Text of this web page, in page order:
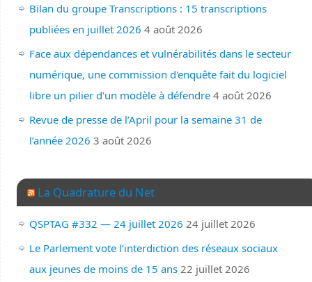
Bilan du groupe Transcriptions : 15 transcriptions
publiées en juillet 2026 4 août 2026
Face aux dépendances et vulnérabilités dans le secteur
numérique, une commission d'enquête fait du logiciel
libre un pilier d'un modèle à défendre 4 août 2026
Revue de presse de l’April pour la semaine 31 de
l’année 2026 3 août 2026
La Quadrature du Net
QSPTAG #332 — 24 juillet 2026 24 juillet 2026
Le Parlement vote l’interdiction des réseaux sociaux
aux jeunes de moins de 15 ans 22 juillet 2026